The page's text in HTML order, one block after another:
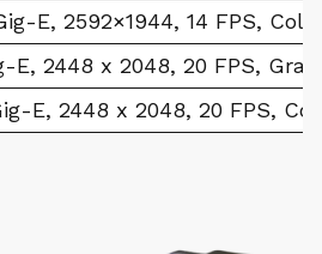
E, 2592×1944, 14 FPS,
E, 2448 x 2048, 20 FPS,
E, 2448 x 2048, 20 FPS,